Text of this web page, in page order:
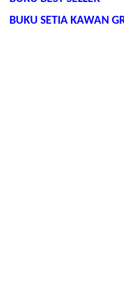
BUKU SETIA KAWAN